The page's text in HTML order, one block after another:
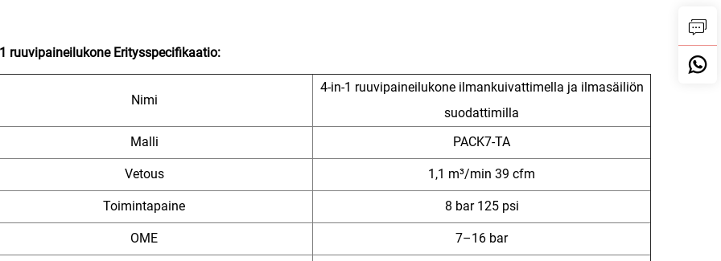
ruuvipaineilukone Eritysspecifikaatio:
Nimi
4-in-1 ruuvipaineilukone ilmankuivattimella ja ilmasäiliön
suodattimilla
Malli
PACK7-TA
Vetous 1,1 m³/min 39 cfm
Toimintapaine 8 bar 125 psi
OME 7–16 bar